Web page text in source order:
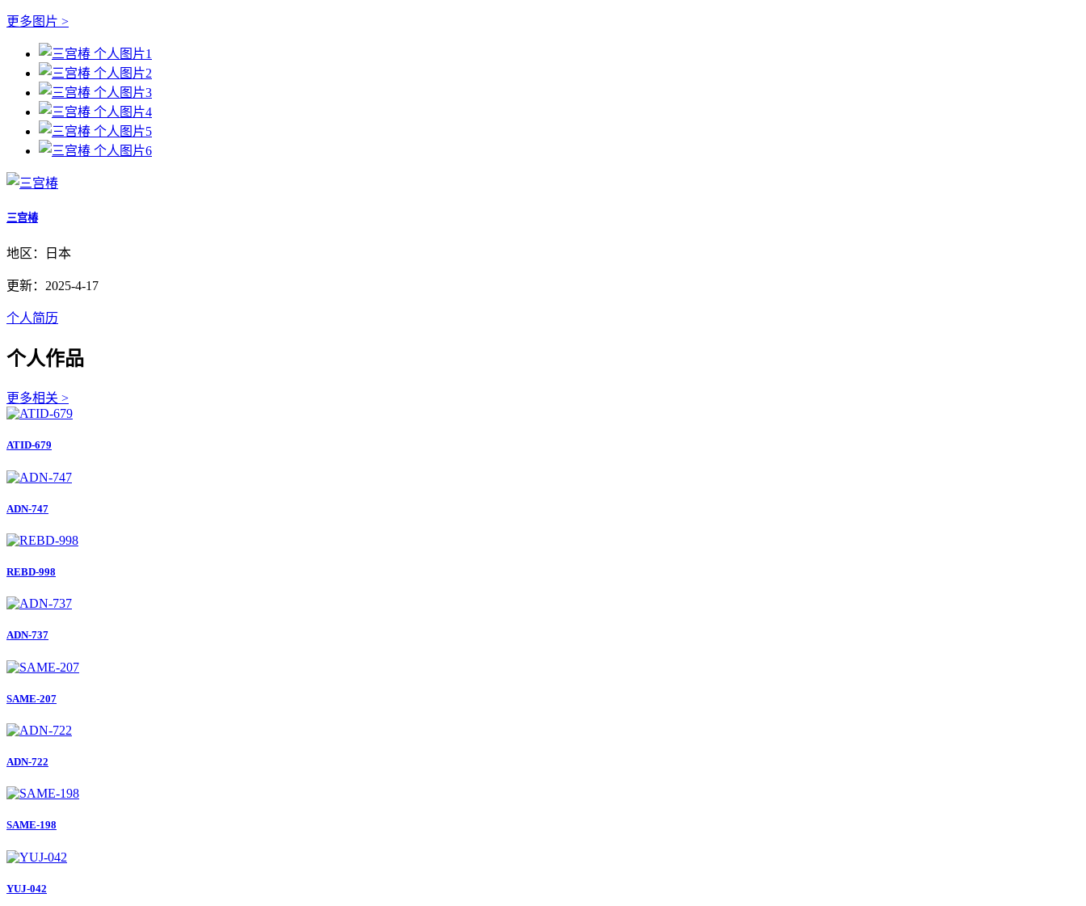
更多图片 >
三宫椿
地区：日本
更新：2025-4-17
个人简历
个人作品
更多相关 >
ATID-679
ADN-747
REBD-998
ADN-737
SAME-207
ADN-722
SAME-198
YUJ-042